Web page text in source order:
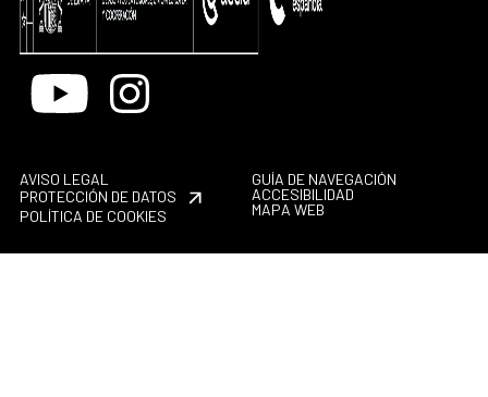
Youtube Instagram
AVISO LEGAL
PROTECCIÓN DE DATOS
POLÍTICA DE COOKIES
GUÍA DE NAVEGACIÓN
ACCESIBILIDAD
MAPA WEB